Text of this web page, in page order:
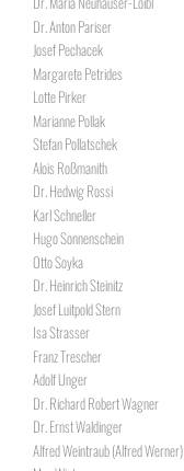
Dr. Anton Pariser
Josef Pechacek
Margarete Petrides
Lotte Pirker
Marianne Pollak
Stefan Pollatschek
Alois Roßmanith
Dr. Hedwig Rossi
Karl Schneller
Hugo Sonnenschein
Otto Soyka
Dr. Heinrich Steinitz
Josef Luitpold Stern
Isa Strasser
Franz Trescher
Adolf Unger
Dr. Richard Robert Wagner
Dr. Ernst Waldinger
Alfred Weintraub (Alfred Werner)